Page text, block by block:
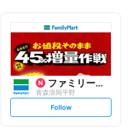
ファミリーマート
青森浪岡平野
s
Follow